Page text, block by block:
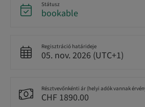
Státusz
bookable
Regisztráció határideje
05. nov. 2026 (UTC+1)
Résztvevőnkénti ár (helyi adók vannak
CHF 1890.00